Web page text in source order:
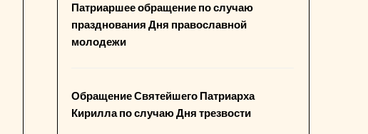
Патриаршее обращение по случаю
празднования Дня православной
молодежи
Обращение Святейшего Патриарха
Кирилла по случаю Дня трезвости